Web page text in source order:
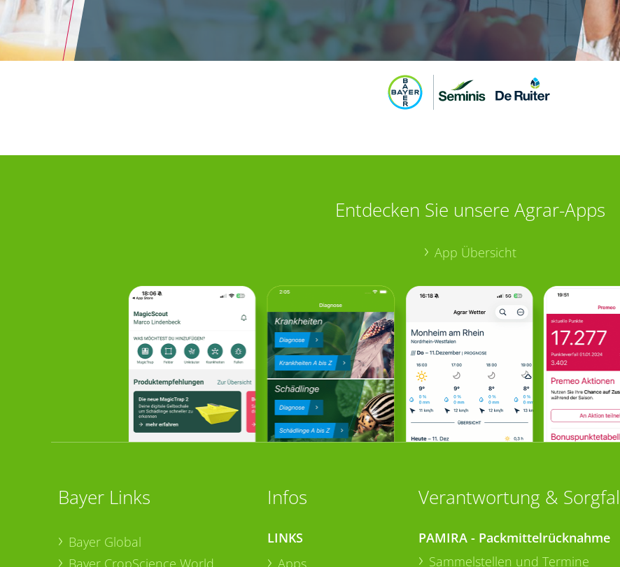
Entdecken Sie unsere Agrar-Apps
App Übersicht
Bayer Links
Bayer Global
Bayer CropScience World
Infos
LINKS
Apps
Verantwortung &
PAMIRA - Packmittelrücknahme
Sammelstellen und Termine